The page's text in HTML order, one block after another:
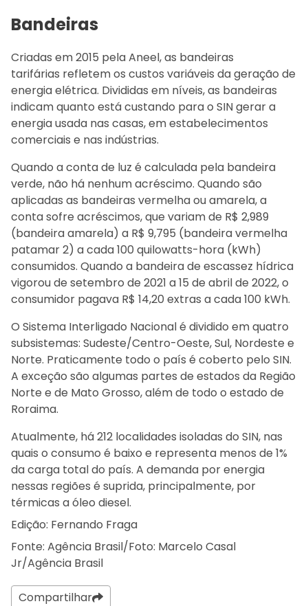
Bandeiras
Criadas em 2015 pela Aneel, as bandeiras
tarifárias refletem os custos variáveis da geração de
energia elétrica. Divididas em níveis, as bandeiras
indicam quanto está custando para o SIN gerar a
energia usada nas casas, em estabelecimentos
comerciais e nas indústrias.
Quando a conta de luz é calculada pela bandeira
verde, não há nenhum acréscimo. Quando são
aplicadas as bandeiras vermelha ou amarela, a
conta sofre acréscimos, que variam de R$ 2,989
(bandeira amarela) a R$ 9,795 (bandeira vermelha
patamar 2) a cada 100 quilowatts-hora (kWh)
consumidos. Quando a bandeira de escassez hídrica
vigorou de setembro de 2021 a 15 de abril de 2022, o
consumidor pagava R$ 14,20 extras a cada 100 kWh.
O Sistema Interligado Nacional é dividido em quatro
subsistemas: Sudeste/Centro-Oeste, Sul, Nordeste e
Norte. Praticamente todo o país é coberto pelo SIN.
A exceção são algumas partes de estados da Região
Norte e de Mato Grosso, além de todo o estado de
Roraima.
Atualmente, há 212 localidades isoladas do SIN, nas
quais o consumo é baixo e representa menos de 1%
da carga total do país. A demanda por energia
nessas regiões é suprida, principalmente, por
térmicas a óleo diesel.
Edição: Fernando Fraga
Fonte: Agência Brasil/Foto: Marcelo Casal
Jr/Agência Brasil
Compartilhar